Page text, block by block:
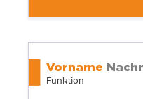
Funktion
Vorname